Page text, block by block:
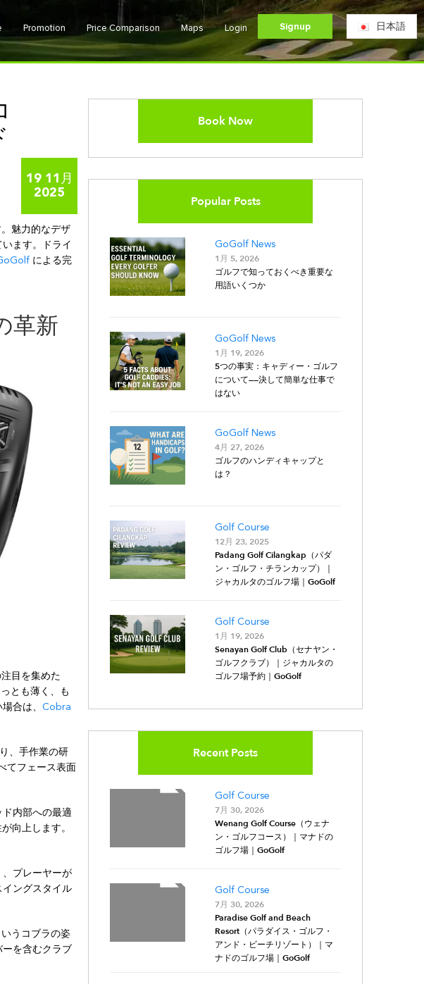
Promotion Price Comparison Maps Login Signup 日本語
19 11月
2025
魅力的なデザ
ます。ドライ
による完
革新
目を集めた
とも薄く、も
合は、 Cobra
、手作業の研
てフェース表面
内部への最適
向上します。
プレーヤーが
ングスタイル
うコブラの姿
を含むクラブ
Book Now
Popular Posts
GoGolf News
1月 5, 2026
ゴルフで知っておくべき重要な
用語いくつか
GoGolf News
1月 19, 2026
5つの事実：キャディー・ゴルフ
について——決して簡単な仕事で
はない
GoGolf News
4月 27, 2026
ゴルフのハンディキャップと
は？
Golf Course
12月 23, 2025
Padang Golf Cilangkap（パダ
ン・ゴルフ・チランカップ）｜
ジャカルタのゴルフ場｜GoGolf
Golf Course
1月 19, 2026
Senayan Golf Club（セナヤン・
ゴルフクラブ）｜ジャカルタの
ゴルフ場予約｜GoGolf
Recent Posts
Golf Course
7月 30, 2026
Wenang Golf Course（ウェナ
ン・ゴルフコース）｜マナドの
ゴルフ場｜GoGolf
Golf Course
7月 30, 2026
Paradise Golf and Beach
Resort（パラダイス・ゴルフ・
アンド・ビーチリゾート）｜マ
ナドのゴルフ場｜GoGolf